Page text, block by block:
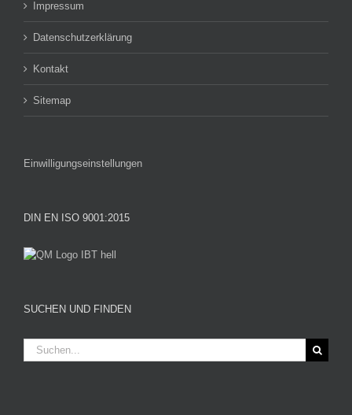
Impressum
Datenschutzerklärung
Kontakt
Sitemap
Einwilligungseinstellungen
DIN EN ISO 9001:2015
SUCHEN UND FINDEN
Suche
nach: